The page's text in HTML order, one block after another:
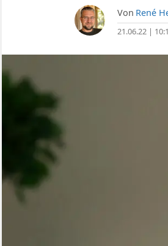
Von René
21.06.22 |